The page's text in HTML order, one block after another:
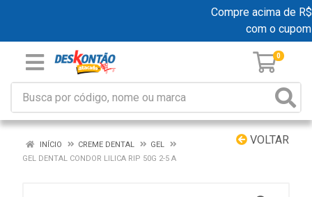
Compre acima de
com o cupom
0
VOLTAR
INÍCIO CREME DENTAL
GEL
GEL DENTAL CONDOR LILICA RIP 50G 2-5 A